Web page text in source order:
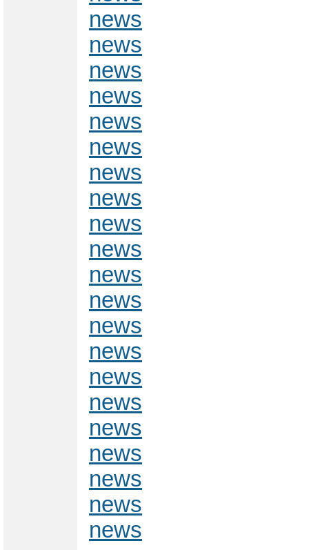
news
news
news
news
news
news
news
news
news
news
news
news
news
news
news
news
news
news
news
news
news